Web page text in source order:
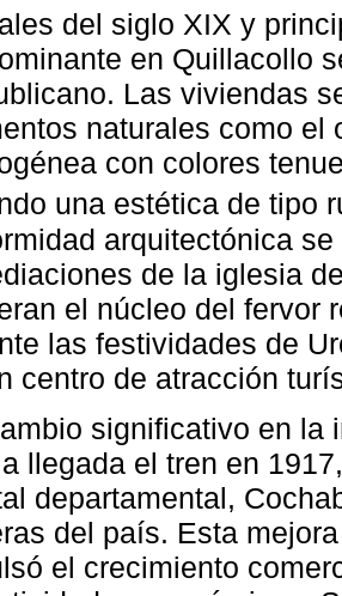
del siglo XIX y
en Quillacollo
Las viviendas
naturales como el
con colores
una estética de tipo
arquitectónica
de la iglesia
el núcleo del fervor
las festividades de
centro de atracción
significativo en la
llegada el tren en
departamental,
del país. Esta
el crecimiento